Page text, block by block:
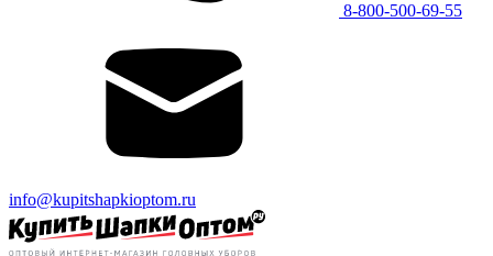
8-800-500-69-55
info@kupitshapkioptom.ru